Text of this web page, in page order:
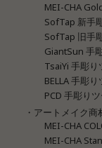
MEI-CHA
SofTap 新手
SofTap 旧手
GiantSun 手
TsaiYi 手彫り
BELLA 手彫り
PCD 手彫り
・アートメイク商
MEI-CHA
MEI-CHA